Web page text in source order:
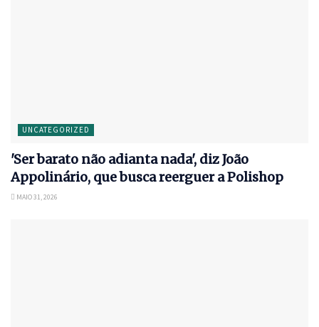
UNCATEGORIZED
'Ser barato não adianta nada', diz João
Appolinário, que busca reerguer a Polishop
MAIO 31, 2026